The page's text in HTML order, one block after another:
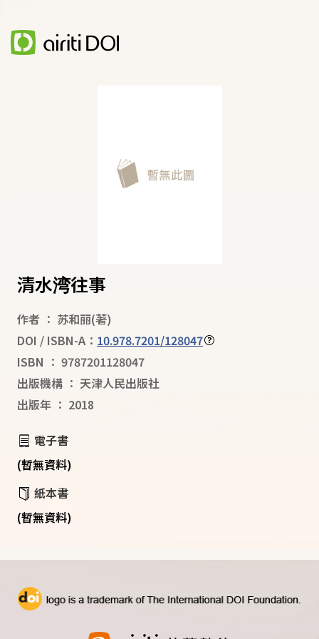
清水湾往事
作者 ： 苏和丽(著)
DOI / ISBN-A： 10.978.7201/128047
ISBN ： 9787201128047
出版機構 ： 天津人民出版社
出版年 ： 2018
電子書
(暫無資料)
紙本書
(暫無資料)